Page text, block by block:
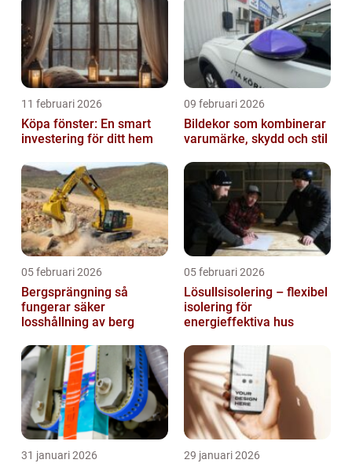
11 februari 2026
Köpa fönster: En smart
investering för ditt hem
09 februari 2026
Bildekor som kombinerar
varumärke, skydd och stil
05 februari 2026
Bergsprängning så
fungerar säker
losshållning av berg
05 februari 2026
Lösullsisolering – flexibel
isolering för
energieffektiva hus
31 januari 2026 29 januari 2026